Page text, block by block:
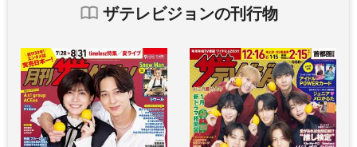
ザテレビジョンの刊行物